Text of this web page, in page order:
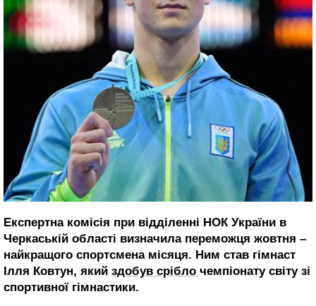
Експертна комісія при відділенні НОК України в
Черкаській області визначила переможця жовтня –
найкращого спортсмена місяця. Ним став гімнаст
Ілля Ковтун, який здобув срібло чемпіонату світу зі
спортивної гімнастики.